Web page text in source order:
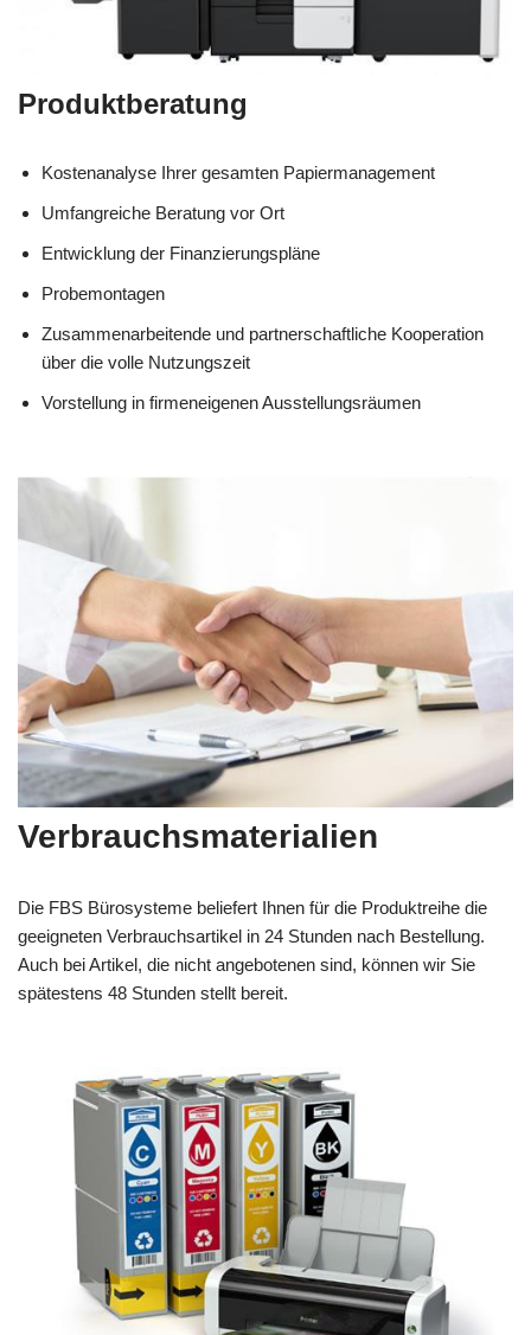
Produktberatung
Kostenanalyse Ihrer gesamten Papiermanagement
Umfangreiche Beratung vor Ort
Entwicklung der Finanzierungspläne
Probemontagen
Zusammenarbeitende und partnerschaftliche Kooperation
über die volle Nutzungszeit
Vorstellung in firmeneigenen Ausstellungsräumen
Verbrauchsmaterialien
Die FBS Bürosysteme beliefert Ihnen für die Produktreihe die
geeigneten Verbrauchsartikel in 24 Stunden nach Bestellung.
Auch bei Artikel, die nicht angebotenen sind, können wir Sie
spätestens 48 Stunden stellt bereit.